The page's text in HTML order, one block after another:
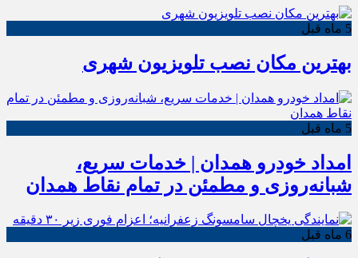
5 ماه قبل
بهترین مکان نصب تلویزیون شهری
5 ماه قبل
امداد خودرو همدان | خدمات سریع،
شبانه‌روزی و مطمئن در تمام نقاط همدان
6 ماه قبل